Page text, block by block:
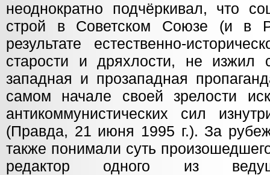
неоднократно подчёркивал, что
строй в Советском Союзе (и в
результате естественно-
старости и дряхлости, не изжил
западная и прозападная
самом начале своей зрелости
антикоммунистических сил
(Правда, 21 июня 1995 г.). За
также понимали суть
редактор одного из